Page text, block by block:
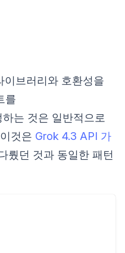
브러리와 호환성을
를
하는 것은 일반적으로
것은 Grok 4.3 API 가
뤘던 것과 동일한 패턴